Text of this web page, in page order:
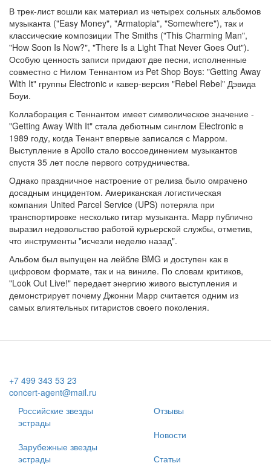
В трек-лист вошли как материал из четырех сольных альбомов
музыканта ("Easy Money", "Armatopia", "Somewhere"), так и
классические композиции The Smiths ("This Charming Man",
"How Soon Is Now?", "There Is a Light That Never Goes Out").
Особую ценность записи придают две песни, исполненные
совместно с Нилом Теннантом из Pet Shop Boys: "Getting Away
With It" группы Electronic и кавер-версия "Rebel Rebel" Дэвида
Боуи.
Коллаборация с Теннантом имеет символическое значение -
"Getting Away With It" стала дебютным синглом Electronic в
1989 году, когда Тенант впервые записался с Марром.
Выступление в Apollo стало воссоединением музыкантов
спустя 35 лет после первого сотрудничества.
Однако праздничное настроение от релиза было омрачено
досадным инцидентом. Американская логистическая
компания United Parcel Service (UPS) потеряла при
транспортировке несколько гитар музыканта. Марр публично
выразил недовольство работой курьерской службы, отметив,
что инструменты "исчезли неделю назад".
Альбом был выпущен на лейбле BMG и доступен как в
цифровом формате, так и на виниле. По словам критиков,
"Look Out Live!" передает энергию живого выступления и
демонстрирует почему Джонни Марр считается одним из
самых влиятельных гитаристов своего поколения.
+7 499 343 53 23
concert-agent@mail.ru
Российские звезды
эстрады
Зарубежные звезды
эстрады
Отзывы
Новости
Статьи